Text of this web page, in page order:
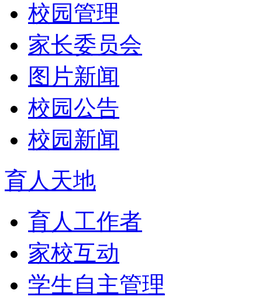
校园管理
家长委员会
图片新闻
校园公告
校园新闻
育人天地
育人工作者
家校互动
学生自主管理